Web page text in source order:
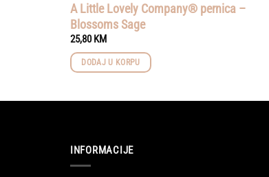
A Little Lovely Company® pernica –
Blossoms Sage
25,80KM
DODAJ U KORPU
INFORMACIJE